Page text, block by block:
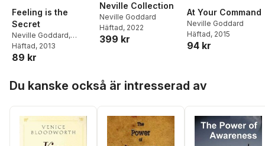
Feeling is the
Secret
Neville Goddard,
Neville
Häftad, 2013
89 kr
Neville Collection
Neville Goddard
Häftad, 2022
399 kr
At Your Command
Neville Goddard
Häftad, 2015
94 kr
Du kanske också är intresserad av